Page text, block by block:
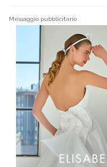
Messaggio pubblicitario